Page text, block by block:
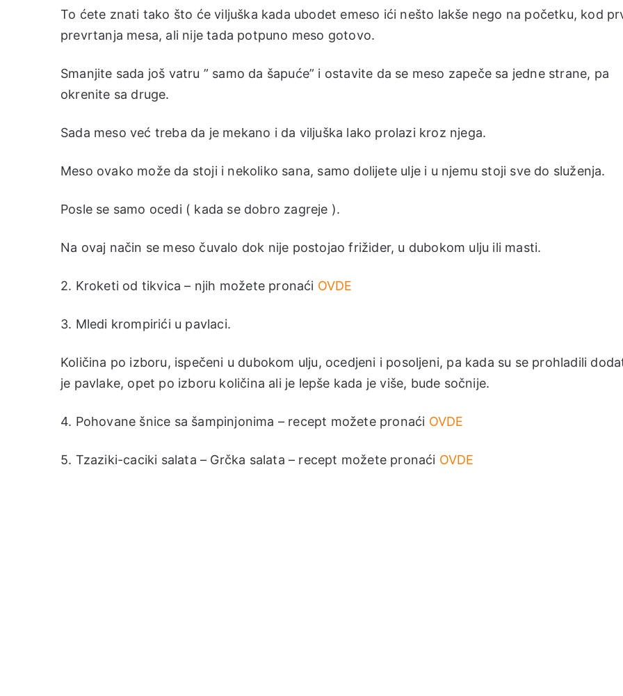
To ćete znati tako što će viljuška kada ubodet emeso ići nešto lakše nego na početku, kod
prevrtanja mesa, ali nije tada potpuno meso gotovo.
Smanjite sada još vatru ” samo da šapuće” i ostavite da se meso zapeče sa jedne strane, pa
okrenite sa druge.
Sada meso već treba da je mekano i da viljuška lako prolazi kroz njega.
Meso ovako može da stoji i nekoliko sana, samo dolijete ulje i u njemu stoji sve do služenja.
Posle se samo ocedi ( kada se dobro zagreje ).
Na ovaj način se meso čuvalo dok nije postojao frižider, u dubokom ulju ili masti.
2. Kroketi od tikvica – njih možete pronaći OVDE
3. Mledi krompirići u pavlaci.
Količina po izboru, ispečeni u dubokom ulju, ocedjeni i posoljeni, pa kada su se prohladili
je pavlake, opet po izboru količina ali je lepše kada je više, bude sočnije.
4. Pohovane šnice sa šampinjonima – recept možete pronaći OVDE
5. Tzaziki-caciki salata – Grčka salata – recept možete pronaći OVDE